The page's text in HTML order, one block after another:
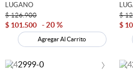
LUGANO
$ 126.900
$ 101.500 20 %
Agregar Al Carrito
$
$
‹ › ‹